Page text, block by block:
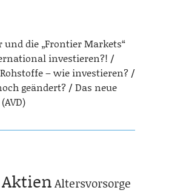
die „Frontier Markets“
investieren?!
– wie investieren?
geändert?
Das neue
AktienAltersvorsorge